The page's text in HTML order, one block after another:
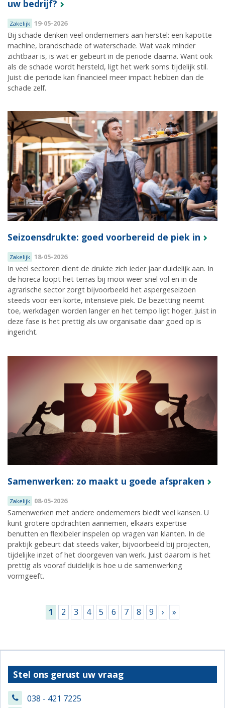
uw bedrijf?
Zakelijk 19-05-2026
Bij schade denken veel ondernemers aan herstel: een kapotte
machine, brandschade of waterschade. Wat vaak minder
zichtbaar is, is wat er gebeurt in de periode daarna. Want ook
als de schade wordt hersteld, ligt het werk soms tijdelijk stil.
Juist die periode kan financieel meer impact hebben dan de
schade zelf.
Seizoensdrukte: goed voorbereid de piek in
Zakelijk 18-05-2026
In veel sectoren dient de drukte zich ieder jaar duidelijk aan. In
de horeca loopt het terras bij mooi weer snel vol en in de
agrarische sector zorgt bijvoorbeeld het aspergeseizoen
steeds voor een korte, intensieve piek. De bezetting neemt
toe, werkdagen worden langer en het tempo ligt hoger. Juist in
deze fase is het prettig als uw organisatie daar goed op is
ingericht.
Samenwerken: zo maakt u goede afspraken
Zakelijk 08-05-2026
Samenwerken met andere ondernemers biedt veel kansen. U
kunt grotere opdrachten aannemen, elkaars expertise
benutten en flexibeler inspelen op vragen van klanten. In de
praktijk gebeurt dat steeds vaker, bijvoorbeeld bij projecten,
tijdelijke inzet of het doorgeven van werk. Juist daarom is het
prettig als vooraf duidelijk is hoe u de samenwerking
vormgeeft.
1 2 3 4 5 6 7 8 9 › »
Stel ons gerust uw vraag
038 - 421 7225